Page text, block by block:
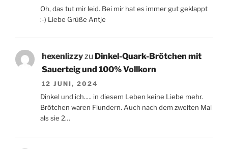
Oh, das tut mir leid. Bei mir hat es immer gut geklappt
:-) Liebe Grüße Antje
hexenlizzyzu Dinkel-Quark-Brötchen mit
Sauerteig und 100% Vollkorn
12 JUNI, 2024
Dinkel und ich..... in diesem Leben keine Liebe mehr.
Brötchen waren Flundern. Auch nach dem zweiten Mal
als sie 2…